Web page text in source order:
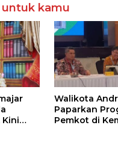
kamu
Kini
Walikota
Paparkan
Pemkot di